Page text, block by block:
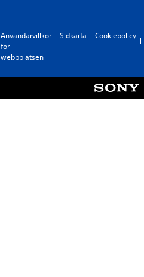
Användarvillkor
för
webbplatsen
Sidkarta Cookiepolicy